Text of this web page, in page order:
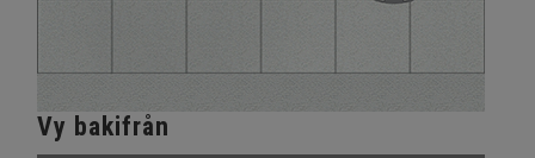
Vy bakifrån